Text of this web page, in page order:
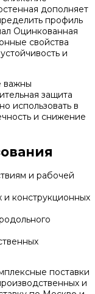
дополняет
профиль
Оцинкованная
свойства
и
важны
защита
использовать в
и снижение
и рабочей
конструкционных
поставки
и